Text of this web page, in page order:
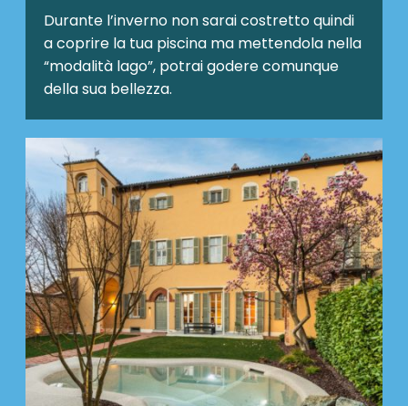
Durante l’inverno non sarai costretto quindi
a coprire la tua piscina ma mettendola nella
“modalità lago”, potrai godere comunque
della sua bellezza.